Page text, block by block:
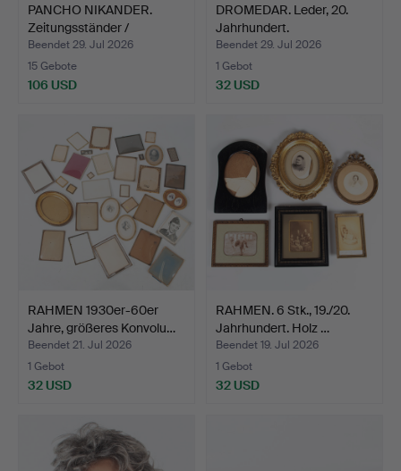
PANCHO NIKANDER.
Zeitungsständer /
Kaminho…
Beendet 29. Jul 2026
15 Gebote
106 USD
DROMEDAR. Leder, 20.
Jahrhundert.
Beendet 29. Jul 2026
1 Gebot
32 USD
RAHMEN 1930er-60er
Jahre, größeres Konvolu…
Beendet 21. Jul 2026
1 Gebot
32 USD
RAHMEN. 6 Stk., 19./20.
Jahrhundert. Holz …
Beendet 19. Jul 2026
1 Gebot
32 USD